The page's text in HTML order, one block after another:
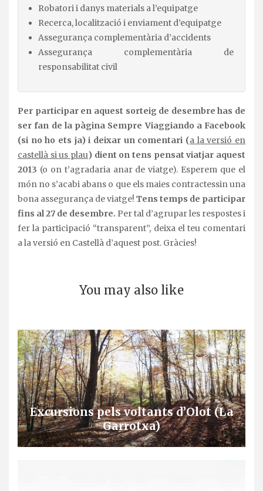
Robatori i danys materials a l’equipatge
Recerca, localització i enviament d’equipatge
Assegurança complementària d’accidents
Assegurança complementària de
responsabilitat civil
Per participar en aquest sorteig de desembre has de
ser fan de la pàgina Sempre Viaggiando a Facebook
(si no ho ets ja) i deixar un comentari (a la versió en
castellà si us plau) dient on tens pensat viatjar aquest
2013 (o on t’agradaria anar de viatge). Esperem que el
món no s’acabi abans o que els maies contractessin una
bona assegurança de viatge! Tens temps de participar
fins al 27 de desembre. Per tal d’agrupar les respostes i
fer la participació “transparent”, deixa el teu comentari
a la versió en Castellà d’aquest post. Gràcies!
You may also like
Excursions pels voltants d’Olot (La
Garrotxa)